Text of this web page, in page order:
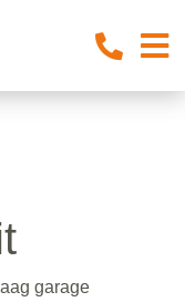
garage